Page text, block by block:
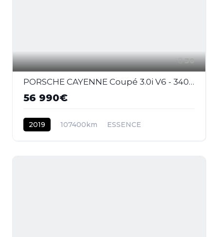
30
PORSCHE CAYENNE Coupé 3.0i V6 - 340 - BVA Tiptronic S - Start&Stop COUPE 2019 . PHASE 1
56 990€
2019 107400km ESSENCE